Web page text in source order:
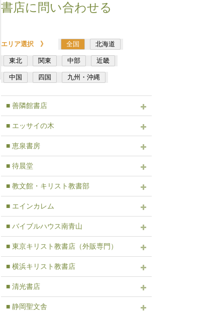
書店に問い合わせる
エリア選択 》 全国 北海道
東北 関東 中部 近畿
中国 四国 九州・沖縄
■ 善隣館書店
■ エッサイの木
■ 恵泉書房
■ 待晨堂
■ 教文館・キリスト教書部
■ エインカレム
■ バイブルハウス南青山
■ 東京キリスト教書店（外販専門）
■ 横浜キリスト教書店
■ 清光書店
■ 静岡聖文舎